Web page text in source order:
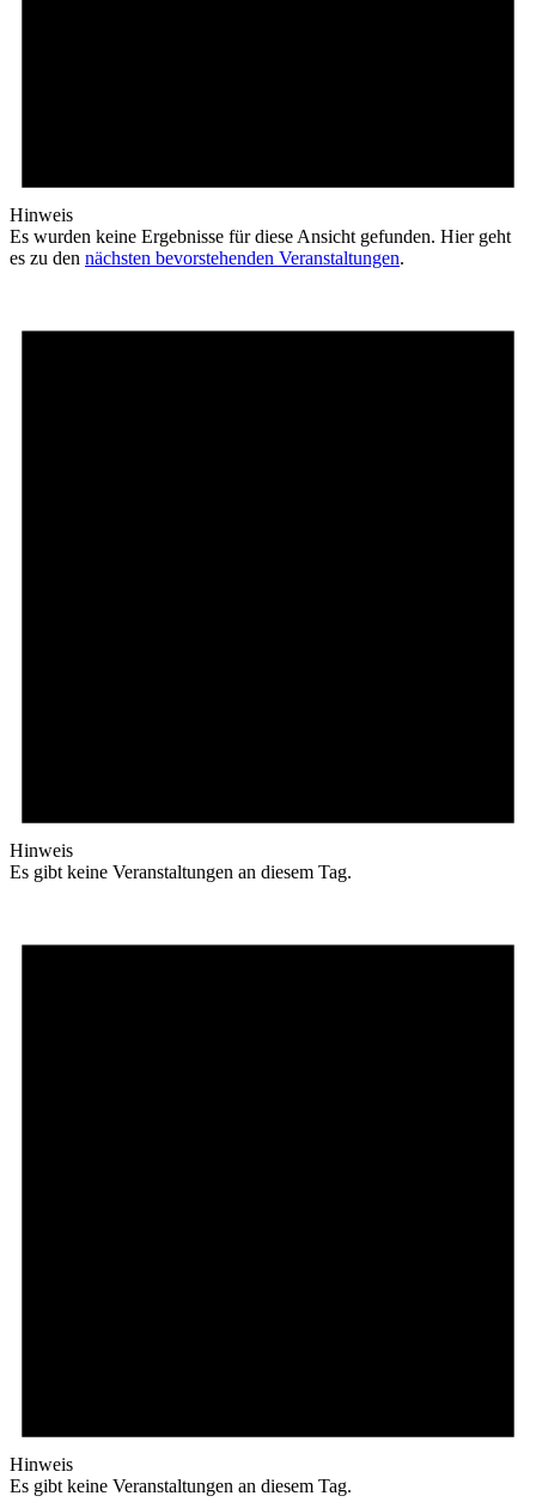
Hinweis
Es wurden keine Ergebnisse für diese Ansicht gefunden. Hier geht
es zu den nächsten bevorstehenden Veranstaltungen.
Hinweis
Es gibt keine Veranstaltungen an diesem Tag.
Hinweis
Es gibt keine Veranstaltungen an diesem Tag.